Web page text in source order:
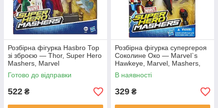
Розбірна фігурка Hasbro Тор
зі зброєю — Thor, Super Hero
Mashers, Marvel
Готово до відправки
522 ₴
Розбірна фігурка супергероя
Соколине Око — Marvel`s
Hawkeye, Marvel, Mashers,
Hasbro
В наявності
329 ₴